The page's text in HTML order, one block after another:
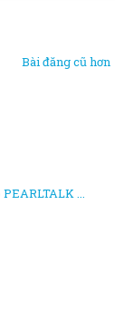
Bài đăng cũ hơn
...